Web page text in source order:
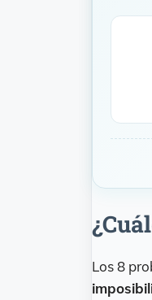
Los 8